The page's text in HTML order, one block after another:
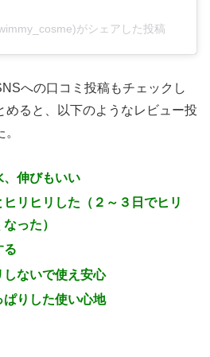
がシェアした投稿
への口コミ投稿もチェックし
めると、以下のようなレビュー投
、伸びもいい
リヒリした（２～３日でヒリ
った）
る
ないで使え安心
りした使い心地